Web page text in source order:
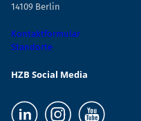
14109 Berlin
Kontaktformular
Standorte
HZB Social Media